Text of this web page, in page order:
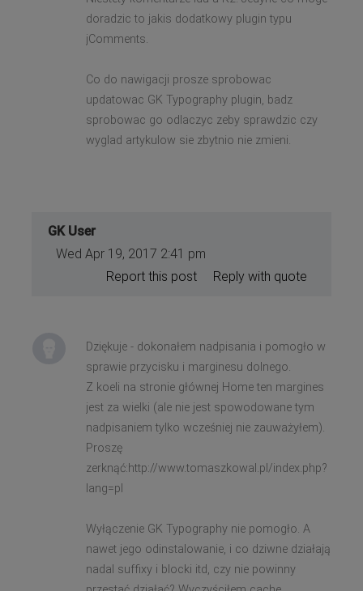
doradzic to jakis dodatkowy plugin typu
jComments.
Co do nawigacji prosze sprobowac
updatowac GK Typography plugin, badz
sprobowac go odlaczyc zeby sprawdzic czy
wyglad artykulow sie zbytnio nie zmieni.
GK User
Wed Apr 19, 2017 2:41 pm
Reply with quote
Report this post
Dziękuje - dokonałem nadpisania i pomogło w
sprawie przycisku i marginesu dolnego.
Z koeli na stronie głównej Home ten margines
jest za wielki (ale nie jest spowodowane tym
nadpisaniem tylko wcześniej nie zauważyłem).
Proszę
zerknąć:http://www.tomaszkowal.pl/index.php?
lang=pl
Wyłączenie GK Typography nie pomogło. A
nawet jego odinstalowanie, i co dziwne działają
nadal suffixy i blocki itd, czy nie powinny